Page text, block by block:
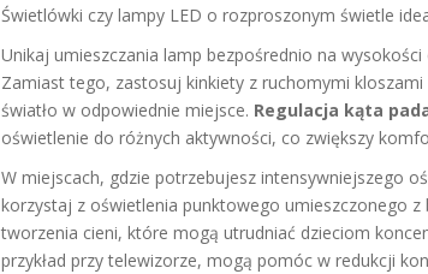
Świetlówki czy lampy LED o rozproszonym świetle
Unikaj umieszczania lamp bezpośrednio na
Zamiast tego, zastosuj kinkiety z ruchomymi
światło w odpowiednie miejsce. Regulacja kąta
oświetlenie do różnych aktywności, co zwiększy
W miejscach, gdzie potrzebujesz intensywniejszego
korzystaj z oświetlenia punktowego umieszczonego
tworzenia cieni, które mogą utrudniać dzieciom
przykład przy telewizorze, mogą pomóc w redukcji